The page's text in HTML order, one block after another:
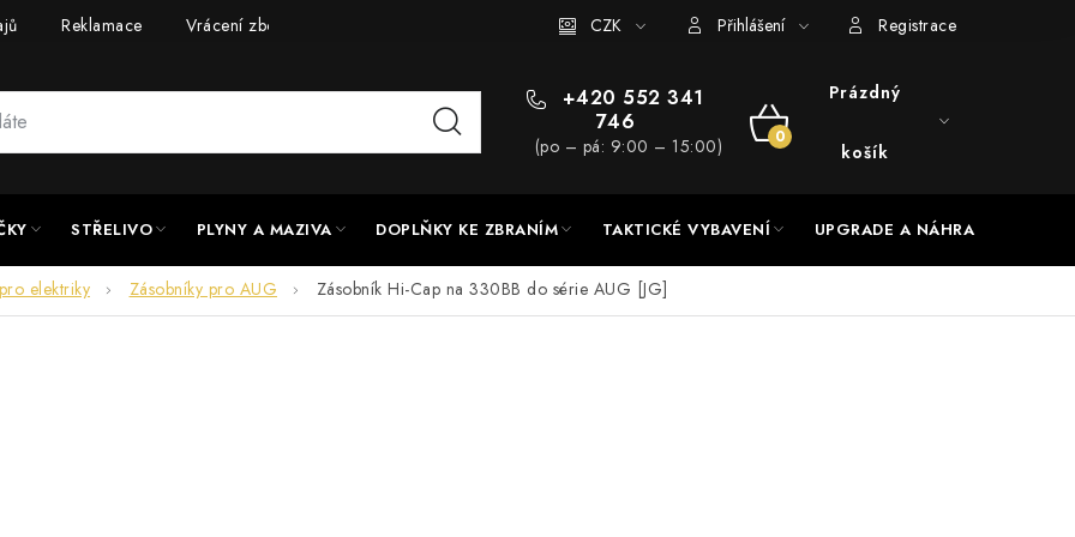
Reklamace Vrácení zboží UPGRADE a servis Hodnocení obchodu
CZK Přihlášení Registrace
+420 552 341
746
(po – pá: 9:00 – 15:00)
NÁKUPNÍ
Prázdný
košík
STŘELIVO PLYNY A MAZIVA DOPLŇKY KE ZBRANÍM TAKTICKÉ VYBAVENÍ UPGRADE A NÁHRADNÍ DÍLY
elektriky Zásobníky pro AUG Zásobník Hi-Cap na 330BB do série AUG [JG]